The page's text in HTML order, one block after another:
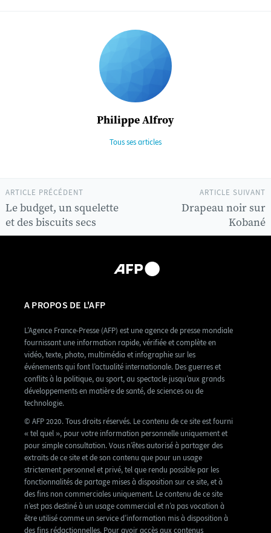
Philippe Alfroy
Tous ses articles
ARTICLE SUIVANT
Drapeau noir sur
Kobané
ARTICLE PRÉCÉDENT
Le budget, un squelette
et des biscuits secs
A PROPOS DE L'AFP
L’Agence France-Presse (AFP) est une agence de presse mondiale
fournissant une information rapide, vérifiée et complète en
vidéo, texte, photo, multimédia et infographie sur les
événements qui font l’actualité internationale. Des guerres et
conflits à la politique, au sport, au spectacle jusqu’aux grands
développements en matière de santé, de sciences ou de
technologie.
© AFP 2020. Tous droits réservés. Le contenu de ce site est fourni
« tel quel », pour votre information personnelle uniquement et
pour simple consultation. Vous n’êtes autorisé à partager des
extraits de ce site et de son contenu que pour un usage
strictement personnel et privé, tel que rendu possible par les
fonctionnalités de partage mises à disposition sur ce site, et à
des fins non commerciales uniquement. Le contenu de ce site
n’est pas destiné à un usage commercial et n’a pas vocation à
être utilisé comme un service d’information mis à disposition à
des fins rédactionnelles. Pour avoir accès aux contenus